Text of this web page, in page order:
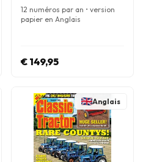
12 numéros par an • version
papier en Anglais
€ 149,95
Anglais